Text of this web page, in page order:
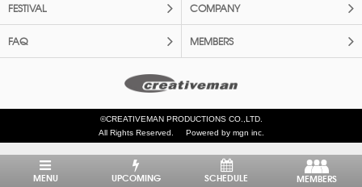
FESTIVAL COMPANY
FAQ MEMBERS
©CREATIVEMAN PRODUCTIONS CO.,LTD.
All Rights Reserved.
Powered by mgn inc.
MENU UPCOMING SCHEDULE MEMBERS